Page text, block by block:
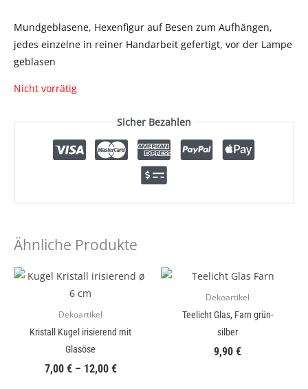
Mundgeblasene, Hexenfigur auf Besen zum Aufhängen,
jedes einzelne in reiner Handarbeit gefertigt, vor der Lampe
geblasen
Nicht vorrätig
Sicher Bezahlen
Ähnliche Produkte
Dekoartikel
Kristall Kugel irisierend mit
Glasöse
7,00 €– 12,00 €
Dekoartikel
Teelicht Glas, Farn grün-
silber
9,90 €